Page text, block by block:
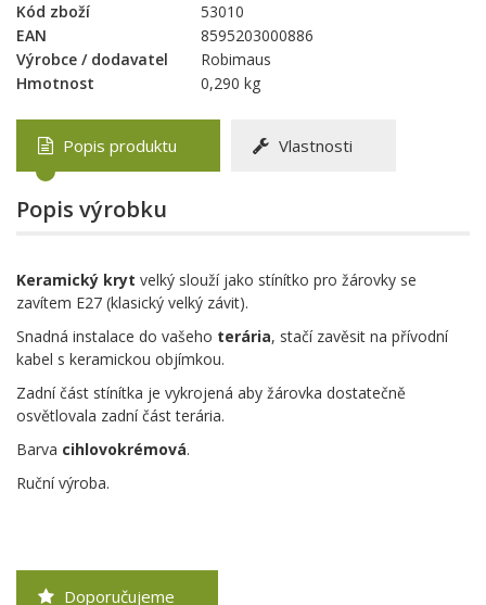
Kód zboží
53010
EAN
8595203000886
Výrobce / dodavatel
Robimaus
Hmotnost
0,290 kg
Popis produktu Vlastnosti
Popis výrobku
Keramický kryt velký slouží jako stínítko pro žárovky se
zavítem E27 (klasický velký závit).
Snadná instalace do vašeho terária, stačí zavěsit na přívodní
kabel s keramickou objímkou.
Zadní část stínítka je vykrojená aby žárovka dostatečně
osvětlovala zadní část terária.
Barva cihlovokrémová.
Ruční výroba.
Doporučujeme